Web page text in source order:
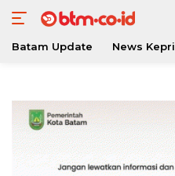
konten
Batam Update News Kepri